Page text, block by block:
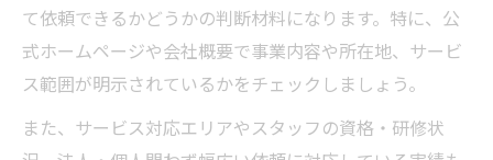
て依頼できるかどうかの判断材料になります。特に、公
式ホームページや会社概要で事業内容や所在地、サービ
ス範囲が明示されているかをチェックしましょう。
また、サービス対応エリアやスタッフの資格・研修状